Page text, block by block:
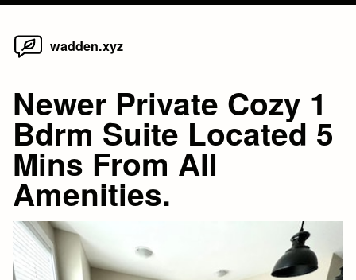
Skip
wadden.xyz
Newer Private Cozy 1
Bdrm Suite Located 5
Mins From All
Amenities.